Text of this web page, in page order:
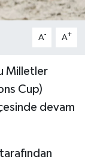
A- A+
Milletler
Cup)
devam